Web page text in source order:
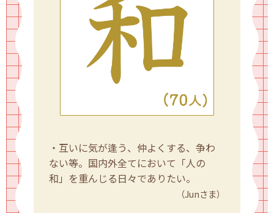
・互いに気が逢う、仲よくする、争わ
ない等。国内外全てにおいて「人の
和」を重んじる日々でありたい。
（Junさま）